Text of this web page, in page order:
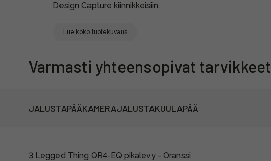
Design Capture kiinnikkeisiin.
Lue koko tuotekuvaus
Varmasti yhteensopivat tarvikkeet
JALUSTAPÄÄKAMERAJALUSTAKUULAPÄÄ
3 Legged Thing QR4-EQ pikalevy - Oranssi